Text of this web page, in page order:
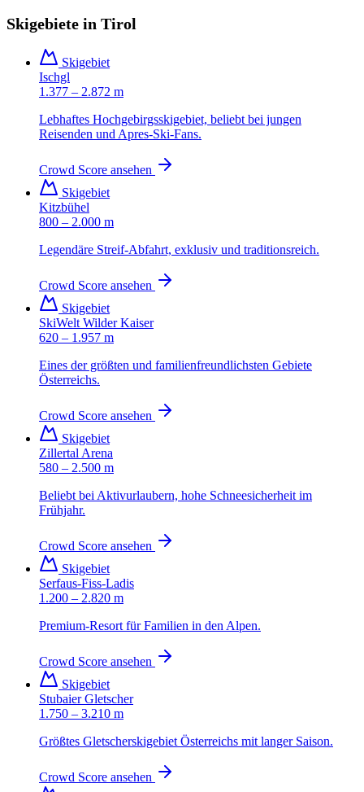
Skigebiete in Tirol
Skigebiet
Ischgl
1.377 – 2.872 m
Lebhaftes Hochgebirgsskigebiet, beliebt bei jungen
Reisenden und Apres-Ski-Fans.
Crowd Score ansehen
Skigebiet
Kitzbühel
800 – 2.000 m
Legendäre Streif-Abfahrt, exklusiv und traditionsreich.
Crowd Score ansehen
Skigebiet
SkiWelt Wilder Kaiser
620 – 1.957 m
Eines der größten und familienfreundlichsten Gebiete
Österreichs.
Crowd Score ansehen
Skigebiet
Zillertal Arena
580 – 2.500 m
Beliebt bei Aktivurlaubern, hohe Schneesicherheit im
Frühjahr.
Crowd Score ansehen
Skigebiet
Serfaus-Fiss-Ladis
1.200 – 2.820 m
Premium-Resort für Familien in den Alpen.
Crowd Score ansehen
Skigebiet
Stubaier Gletscher
1.750 – 3.210 m
Größtes Gletscherskigebiet Österreichs mit langer Saison.
Crowd Score ansehen